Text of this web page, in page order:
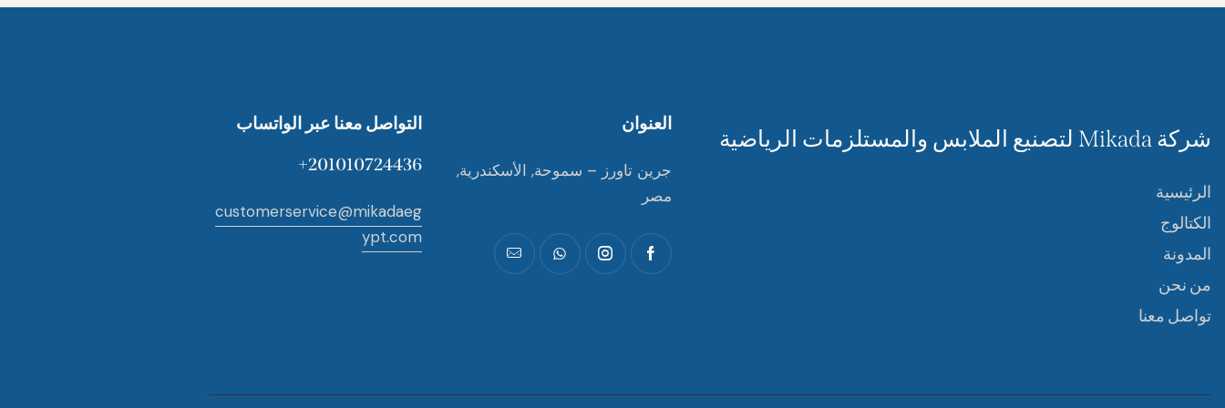
شركة Mikada لتصنيع الملابس والمستلزمات الرياضية
الرئيسية
الكتالوج
المدونة
من نحن
تواصل معنا
العنوان
جرين تاورز – سموحة, الأسكندرية,
مصر
التواصل معنا عبر الواتساب
201010724436+
customerservice@mikadaeg
ypt.com